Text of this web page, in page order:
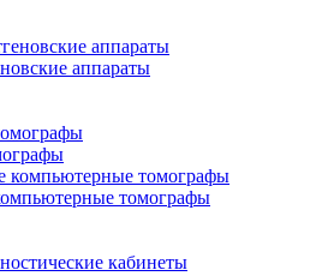
аппараты
томографы